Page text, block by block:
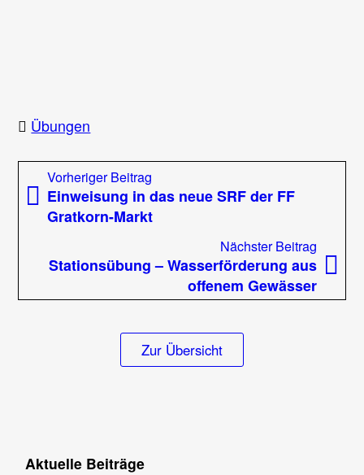
Übungen
Beitragsnavigation
Vorheriger Beitrag
Beitrag:
Einweisung in das neue SRF der FF
Gratkorn-Markt
Nächster Beitrag
Stationsübung – Wasserförderung aus
offenem Gewässer
Zur Übersicht
Aktuelle Beiträge